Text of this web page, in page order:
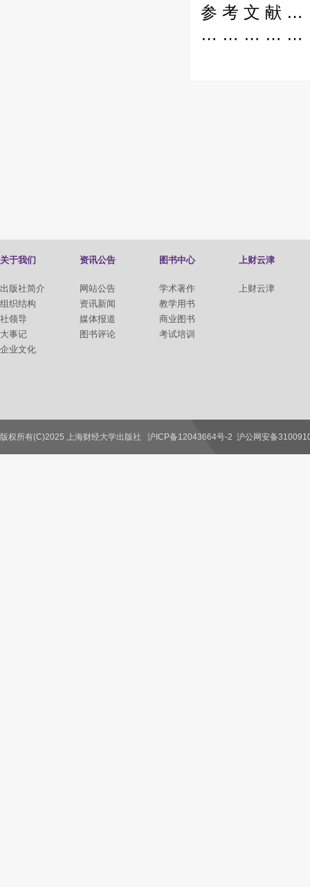
参 考 文
… … … … …
关于我们
出版社简介
组织结构
社领导
大事记
企业文化
资讯公告
网站公告
资讯新闻
媒体报道
图书评论
图书中心
学术著作
教学用书
商业图书
考试培训
上财云津
上财云津
联系我们
版权所有(C)2025 上海财经大学出版社 沪ICP备12043664号-2 沪公网安备